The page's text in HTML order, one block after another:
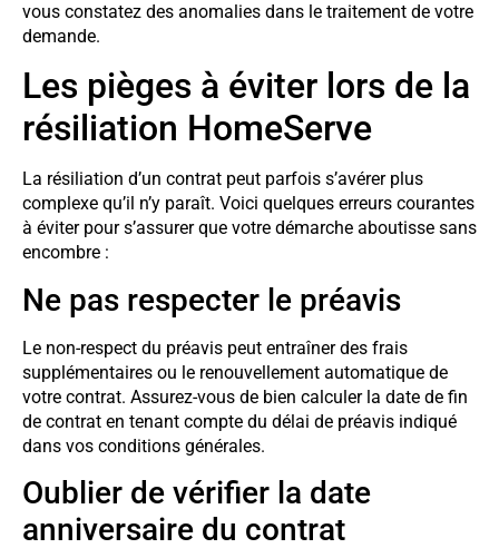
vous constatez des anomalies dans le traitement de votre
demande.
Les pièges à éviter lors de la
résiliation HomeServe
La résiliation d’un contrat peut parfois s’avérer plus
complexe qu’il n’y paraît. Voici quelques erreurs courantes
à éviter pour s’assurer que votre démarche aboutisse sans
encombre :
Ne pas respecter le préavis
Le non-respect du préavis peut entraîner des frais
supplémentaires ou le renouvellement automatique de
votre contrat. Assurez-vous de bien calculer la date de fin
de contrat en tenant compte du délai de préavis indiqué
dans vos conditions générales.
Oublier de vérifier la date
anniversaire du contrat